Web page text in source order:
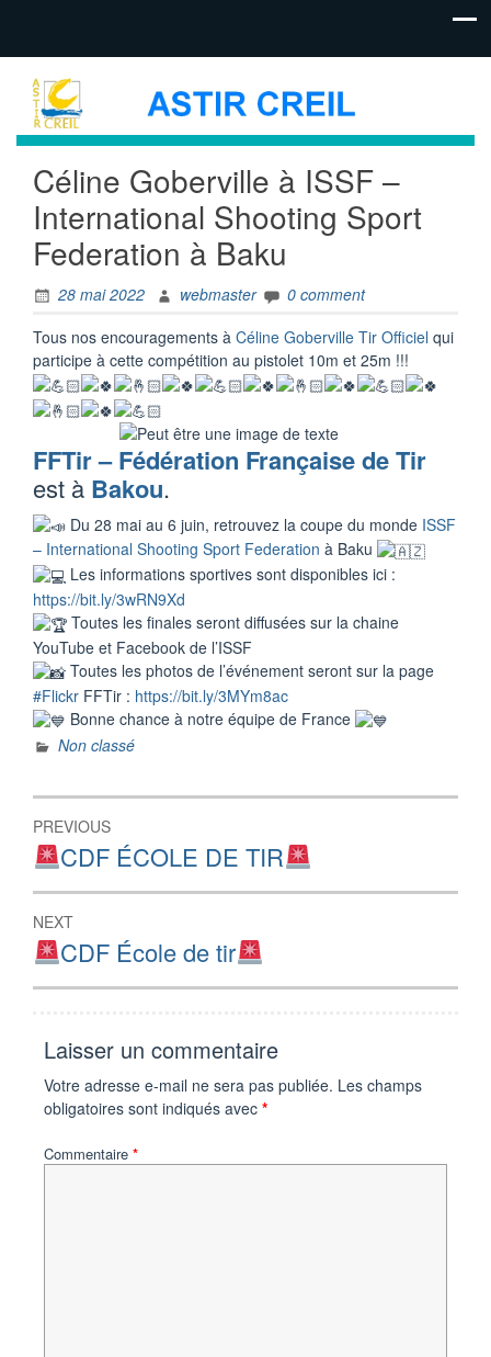
Céline Goberville à ISSF –
International Shooting Sport
Federation à Baku
28 mai 2022 webmaster
0 comment
Tous nos encouragements à Céline Goberville Tir Officiel qui
participe à cette compétition au pistolet 10m et 25m !!!
FFTir – Fédération Française de Tir
est à Bakou.
Du 28 mai au 6 juin, retrouvez la coupe du monde ISSF
– International Shooting Sport Federation à Baku
Les informations sportives sont disponibles ici :
https://bit.ly/3wRN9Xd
Toutes les finales seront diffusées sur la chaine
YouTube et Facebook de l’ISSF
Toutes les photos de l’événement seront sur la page
#Flickr FFTir : https://bit.ly/3MYm8ac
Bonne chance à notre équipe de France
Non classé
Navigation
de
l’article
PREVIOUS
Previous
post:CDF ÉCOLE DE TIR
NEXT
Next
post:CDF École de tir
Laisser un commentaire
Votre adresse e-mail ne sera pas publiée. Les champs
obligatoires sont indiqués avec *
Commentaire *